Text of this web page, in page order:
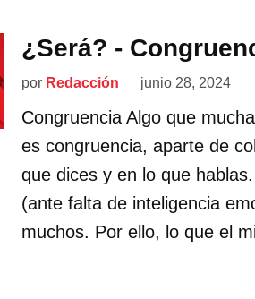
¿Será? -
por Redacción junio 28, 2024
Congruencia Algo que
es congruencia, aparte de
que dices y en lo que
(ante falta de inteligencia
muchos. Por ello, lo que el